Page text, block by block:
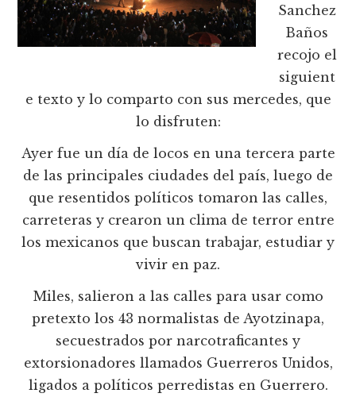
Sanchez
Baños
recojo el
siguient
e texto y lo comparto con sus mercedes, que
lo disfruten:
Ayer fue un día de locos en una tercera parte
de las principales ciudades del país, luego de
que resentidos políticos tomaron las calles,
carreteras y crearon un clima de terror entre
los mexicanos que buscan trabajar, estudiar y
vivir en paz.
Miles, salieron a las calles para usar como
pretexto los 43 normalistas de Ayotzinapa,
secuestrados por narcotraficantes y
extorsionadores llamados Guerreros Unidos,
ligados a políticos perredistas en Guerrero.